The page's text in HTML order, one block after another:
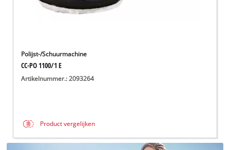
Polijst-/Schuurmachine
CC-PO 1100/1 E
Artikelnummer.: 2093264
Product vergelijken